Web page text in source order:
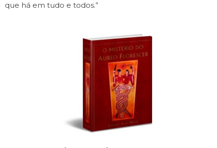
que há em tudo e todos.”